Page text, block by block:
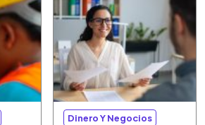
Dinero Y Negocios